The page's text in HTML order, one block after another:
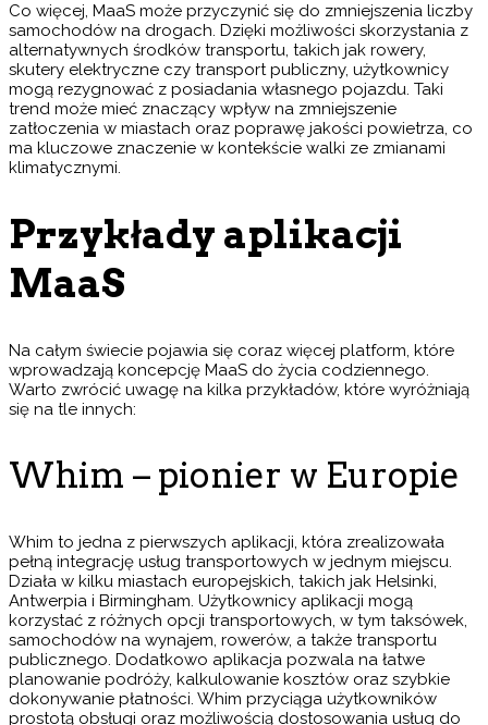
Co więcej, MaaS może przyczynić się do zmniejszenia liczby
samochodów na drogach. Dzięki możliwości skorzystania z
alternatywnych środków transportu, takich jak rowery,
skutery elektryczne czy transport publiczny, użytkownicy
mogą rezygnować z posiadania własnego pojazdu. Taki
trend może mieć znaczący wpływ na zmniejszenie
zatłoczenia w miastach oraz poprawę jakości powietrza, co
ma kluczowe znaczenie w kontekście walki ze zmianami
klimatycznymi.
Przykłady aplikacji
MaaS
Na całym świecie pojawia się coraz więcej platform, które
wprowadzają koncepcję MaaS do życia codziennego.
Warto zwrócić uwagę na kilka przykładów, które wyróżniają
się na tle innych:
Whim – pionier w Europie
Whim to jedna z pierwszych aplikacji, która zrealizowała
pełną integrację usług transportowych w jednym miejscu.
Działa w kilku miastach europejskich, takich jak Helsinki,
Antwerpia i Birmingham. Użytkownicy aplikacji mogą
korzystać z różnych opcji transportowych, w tym taksówek,
samochodów na wynajem, rowerów, a także transportu
publicznego. Dodatkowo aplikacja pozwala na łatwe
planowanie podróży, kalkulowanie kosztów oraz szybkie
dokonywanie płatności. Whim przyciąga użytkowników
prostotą obsługi oraz możliwością dostosowania usług do